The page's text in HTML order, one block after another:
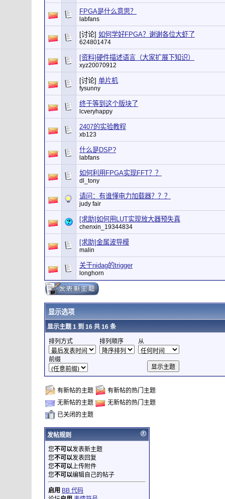
FPGA是什么意思？
labfans
[讨论] 如何学好FPGA？谢谢各位大虾了
624801474
[资料]硬件描述语言（大家扩展下知识）
xyz20070912
[讨论] 单片机
fysunny
终于等到这个版块了
lcveryhappy
2407的实验教程
xb123
什么是DSP?
labfans
如何利用FPGA实现FFT？？
dl_tony
请问：有谁懂电力加载器？？？
judy fair
[求助]如何用LUT实现放大器预失真
chenxin_19344834
[求助]金属波导模
malin
关于nidag的trigger
longhorn
显示选项
显示主题 1 到 16 共 16 条
排列方式 排列顺序 从
前缀
有新帖的主题
有新帖的热门主题
无新帖的主题
无新帖的热门主题
已关闭的主题
发帖规则
您不可以发表新主题
您不可以发表回复
您不可以上传附件
您不可以编辑自己的帖子
启用 BB 代码